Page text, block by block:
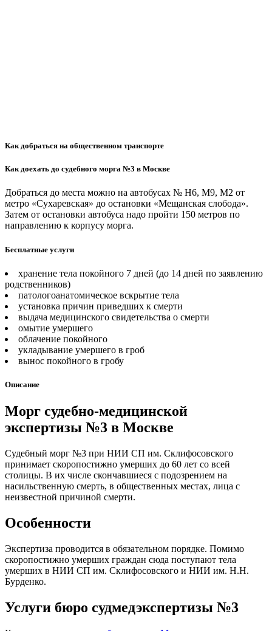
Как добраться на общественном транспорте
Как доехать до судебного морга №3 в Москве
Добраться до места можно на автобусах № Н6, М9, М2 от
метро «Сухаревская» до остановки «Мещанская слобода».
Затем от остановки автобуса надо пройти 150 метров по
направлению к корпусу морга.
Бесплатные услуги
хранение тела покойного 7 дней (до 14 дней по заявлению
родственников)
патологоанатомическое вскрытие тела
установка причин приведших к смерти
выдача медицинского свидетельства о смерти
омытие умершего
облачение покойного
укладывание умершего в гроб
вынос покойного в гробу
Описание
Морг судебно-медицинской
экспертизы №3 в Москве
Судебный морг №3 при НИИ СП им. Склифосовского
принимает скоропостижно умерших до 60 лет со всей
столицы. В их числе скончавшиеся с подозрением на
насильственную смерть, в общественных местах, лица с
неизвестной причиной смерти.
Особенности
Экспертиза проводится в обязательном порядке. Помимо
скоропостижно умерших граждан сюда поступают тела
умерших в НИИ СП им. Склифосовского и НИИ им. Н.Н.
Бурденко.
Услуги бюро судмедэкспертизы №3